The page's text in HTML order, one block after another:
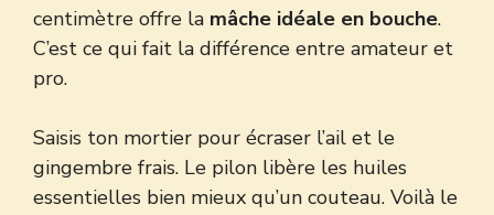
centimètre offre la mâche idéale en bouche.
C’est ce qui fait la différence entre amateur et
pro.
Saisis ton mortier pour écraser l’ail et le
gingembre frais. Le pilon libère les huiles
essentielles bien mieux qu’un couteau. Voilà le